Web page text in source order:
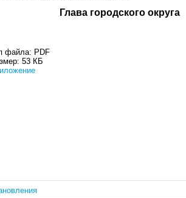
Глава
файла: PDF
53 КБ